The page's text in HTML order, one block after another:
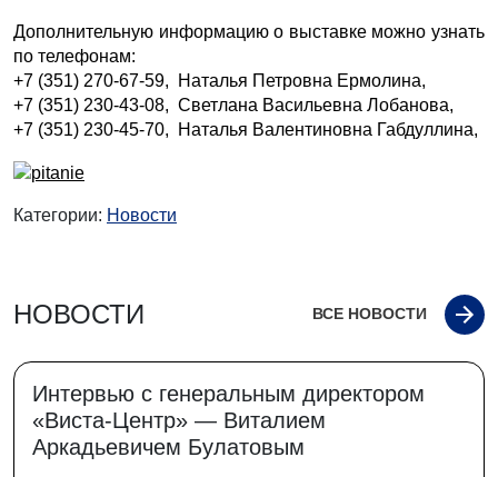
Дополнительную информацию о выставке можно узнать
по телефонам:
+7 (351) 270-67-59, Наталья Петровна Ермолина,
+7 (351) 230-43-08, Светлана Васильевна Лобанова,
+7 (351) 230-45-70, Наталья Валентиновна Габдуллина,
Категории: Новости
НОВОСТИ ВСЕ НОВОСТИ
Интервью с генеральным директором
«Виста-Центр» — Виталием
Аркадьевичем Булатовым